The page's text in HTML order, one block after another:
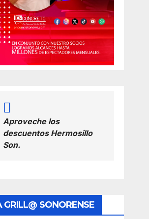
Aproveche los
descuentos Hermosillo
Son.
GRILL@ SONORENSE